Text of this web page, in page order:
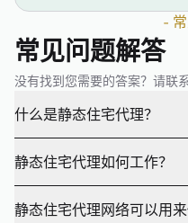
-
常见问题解答
没有找到您需要的答案？请联
什么是静态住宅代理？
静态住宅代理是托管在数据中
的中间 IP 地址。它利用 ISP
匿名性和数据中心代理的速度
静态住宅代理如何工作？
静态住宅代理是一种 ISP 代
而非代理服务器农场。这些 IP
静态住宅代理网络可以用来